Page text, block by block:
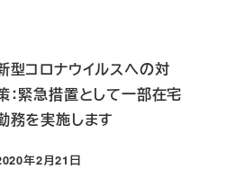
型コロナウイルスへの対
：緊急措置として一部在宅
務を実施します
稿日
年2月21日